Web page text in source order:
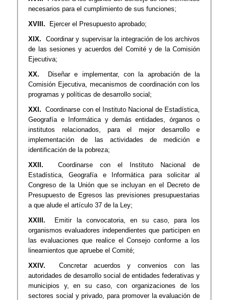
necesarios para el cumplimiento de sus funciones;
XVIII. Ejercer el Presupuesto aprobado;
XIX. Coordinar y supervisar la integración de los archivos
de las sesiones y acuerdos del Comité y de la Comisión
Ejecutiva;
XX. Diseñar e implementar, con la aprobación de la
Comisión Ejecutiva, mecanismos de coordinación con los
programas y políticas de desarrollo social;
XXI. Coordinarse con el Instituto Nacional de Estadística,
Geografía e Informática y demás entidades, órganos o
institutos relacionados, para el mejor desarrollo e
implementación de las actividades de medición e
identificación de la pobreza;
XXII. Coordinarse con el Instituto Nacional de
Estadística, Geografía e Informática para solicitar al
Congreso de la Unión que se incluyan en el Decreto de
Presupuesto de Egresos las previsiones presupuestarias
a que alude el artículo 37 de la Ley;
XXIII. Emitir la convocatoria, en su caso, para los
organismos evaluadores independientes que participen en
las evaluaciones que realice el Consejo conforme a los
lineamientos que apruebe el Comité;
XXIV. Concretar acuerdos y convenios con las
autoridades de desarrollo social de entidades federativas y
municipios y, en su caso, con organizaciones de los
sectores social y privado, para promover la evaluación de